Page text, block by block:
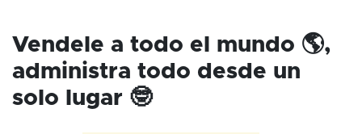
Vendele a todo el mundo 🌎,
administra todo desde un
solo lugar 🤓